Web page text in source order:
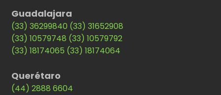
Guadalajara
(33) 36299840 (33) 31652908
(33) 10579748 (33) 10579792
(33) 18174065 (33) 18174064
Querétaro
(44) 2888 6604